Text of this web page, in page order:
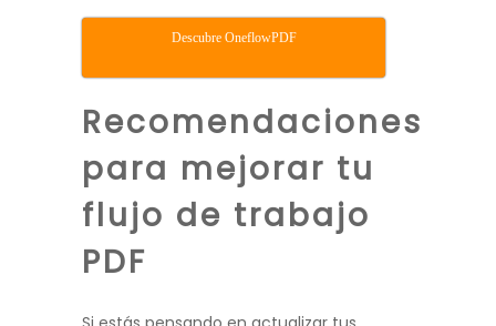
Descubre OneflowPDF
Recomendaciones
para mejorar tu
flujo de trabajo
PDF